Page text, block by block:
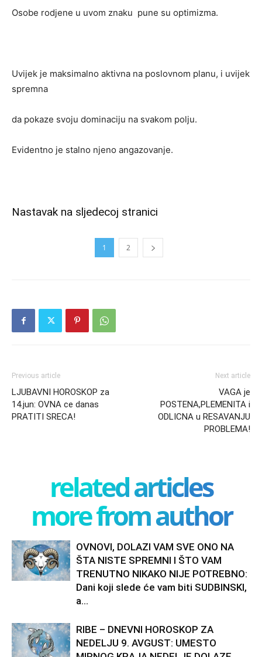
Osobe rodjene u uvom znaku pune su optimizma.
Uvijek je maksimalno aktivna na poslovnom planu, i uvijek
spremna
da pokaze svoju dominaciju na svakom polju.
Evidentno je stalno njeno angazovanje.
Nastavak na sljedecoj stranici
1 2
Previous article
LJUBAVNI HOROSKOP za
14.jun: OVNA ce danas
PRATITI SRECA!
Next article
VAGA je
POSTENA,PLEMENITA i
ODLICNA u RESAVANJU
PROBLEMA!
related articles
more from author
OVNOVI, DOLAZI VAM SVE ONO NA
ŠTA NISTE SPREMNI I ŠTO VAM
TRENUTNO NIKAKO NIJE POTREBNO:
Dani koji slede će vam biti SUDBINSKI,
a...
RIBE – DNEVNI HOROSKOP ZA
NEDELJU 9. AVGUST: UMESTO